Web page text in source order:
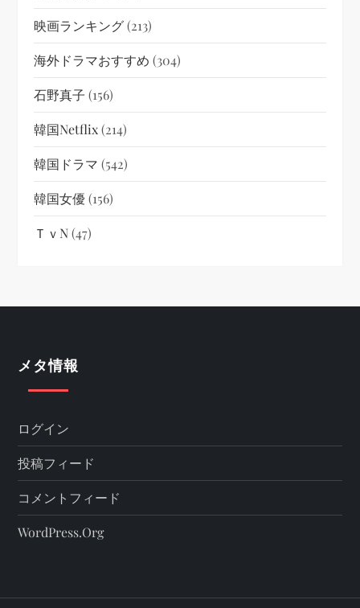
映画ランキング(213)
海外ドラマおすすめ (304)
石野真子 (156)
韓国netflix(214)
韓国ドラマ (542)
韓国女優(156)
ＴｖN(47)
メタ情報
ログイン
投稿フィード
コメントフィード
WordPress.org